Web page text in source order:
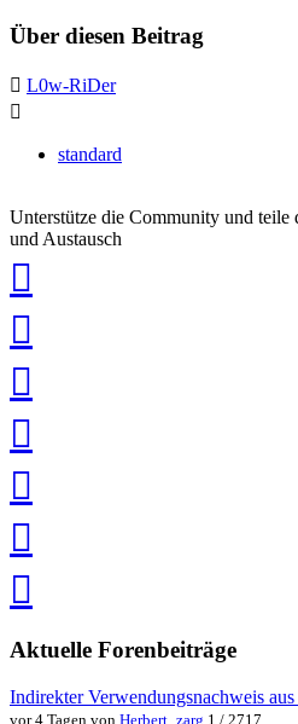
Über diesen Beitrag
L0w-RiDer
standard
Unterstütze die Community und teile
und Austausch
teilen
teilen
teilen
teilen
speichern
via
teilenteilen
Aktuelle Forenbeiträge
Indirekter Verwendungsnachweis
vor 4 Tagen von Herbert_zarg 1 / 2717